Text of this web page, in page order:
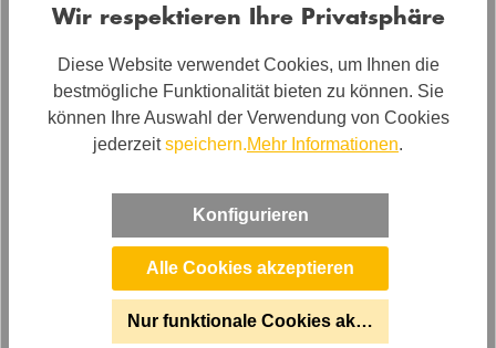
Artikel Bezeichnung
Couchtisch 3-er Set in Schwarz Rund
Stilrichtung
Design Couchtisch 3er-Set Metall - Eisen
Artikelfunktionen
Wir respektieren Ihre Privatsphäre
Diese Website verwendet Cookies, um Ihnen die
bestmögliche Funktionalität bieten zu können. Sie
können Ihre Auswahl der Verwendung von Cookies
jederzeitspeichern.Mehr Informationen.
Konfigurieren
Alle Cookies akzeptieren
Nur funktionale Cookies akzeptieren